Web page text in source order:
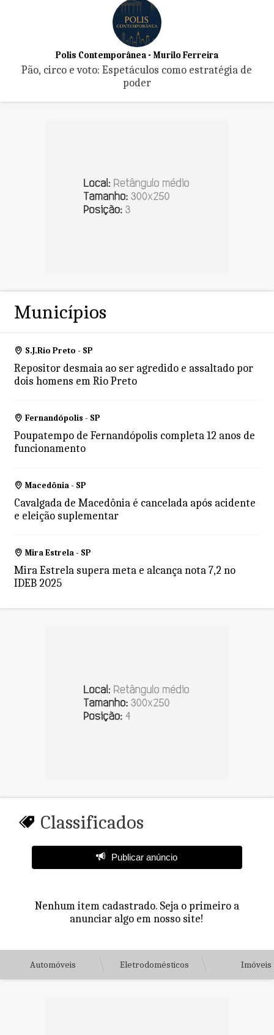
Polis Contemporânea - Murilo Ferreira
Pão, circo e voto: Espetáculos como estratégia de
poder
Municípios
S.J.Rio Preto - SP
Repositor desmaia ao ser agredido e assaltado por
dois homens em Rio Preto
Fernandópolis - SP
Poupatempo de Fernandópolis completa 12 anos de
funcionamento
Macedônia - SP
Cavalgada de Macedônia é cancelada após acidente
e eleição suplementar
Mira Estrela - SP
Mira Estrela supera meta e alcança nota 7,2 no
IDEB 2025
Classificados
Publicar anúncio
Nenhum item cadastrado. Seja o primeiro a
anunciar algo em nosso site!
Automóveis Eletrodomésticos Imóveis